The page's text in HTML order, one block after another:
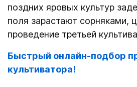
поздних яровых культур
поля зарастают сорняками,
проведение третьей
Быстрый онлайн-подбор
культиватора!